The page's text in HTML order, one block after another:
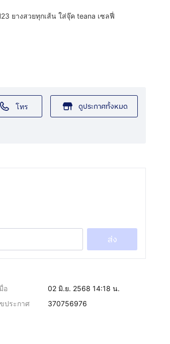
ยางสวยทุกเส้น ใส่จุ๊ค teana เซลฟี่
โทร ดูประกาศทั้งหมด
ส่ง
อ
02 มิ.ย. 2568 14:18 น.
ประกาศ 370756976